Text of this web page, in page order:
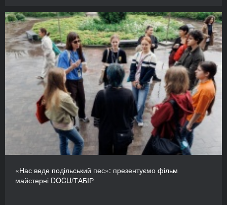
«Нас веде подільський пес»: презентуємо фільм
майстерні DOCU/ТАБІР